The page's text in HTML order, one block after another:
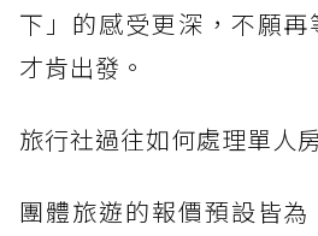
下」的感受更深，不願
才肯出發。
旅行社過往如何處理單人
團體旅遊的報價預設皆